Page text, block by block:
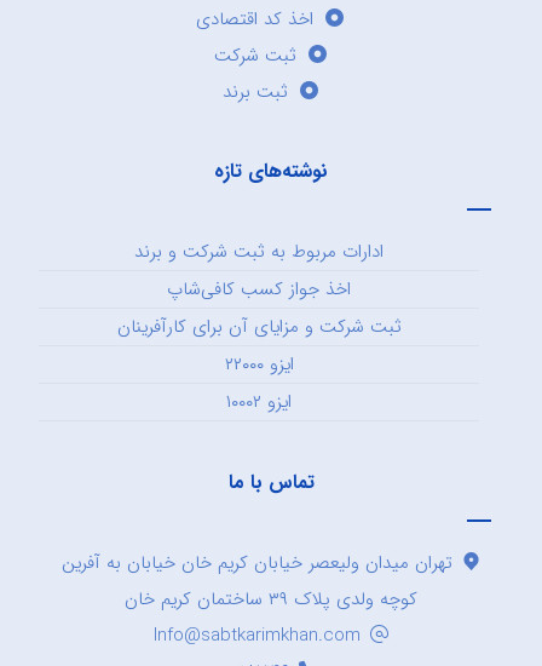
اخذ کد اقتصادی
ثبت شرکت
ثبت برند
نوشته‌های تازه
ادارات مربوط به ثبت شرکت و برند
اخذ جواز کسب کافی‌شاپ
ثبت شرکت و مزایای آن برای کارآفرینان
ایزو ۲۲۰۰۰
ایزو ۱۰۰۰۲
تماس با ما
تهران میدان ولیعصر خیابان کریم خان خیابان به آفرین
کوچه ولدی پلاک ۳۹ ساختمان کریم خان
Info@sabtkarimkhan.com